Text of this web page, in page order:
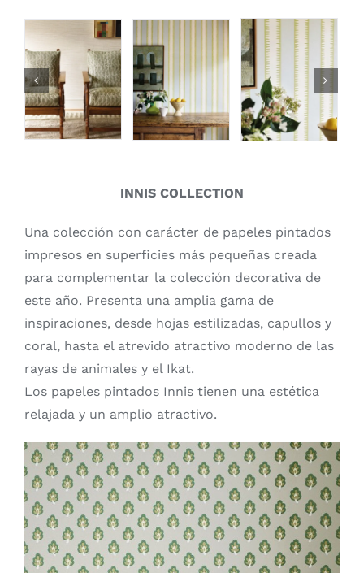
INNIS COLLECTION
Una colección con carácter de papeles pintados
impresos en superficies más pequeñas creada
para complementar la colección decorativa de
este año. Presenta una amplia gama de
inspiraciones, desde hojas estilizadas, capullos y
coral, hasta el atrevido atractivo moderno de las
rayas de animales y el Ikat.
Los papeles pintados Innis tienen una estética
relajada y un amplio atractivo.